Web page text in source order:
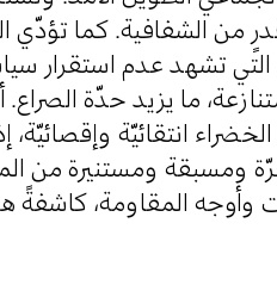
من الشفافية. كما تؤدّي
تشهد عدم استقرار
ما يزيد حدّة الصراع.
انتقائيّة
ومسبقة ومستنيرة من
وأوجه المقاومة،